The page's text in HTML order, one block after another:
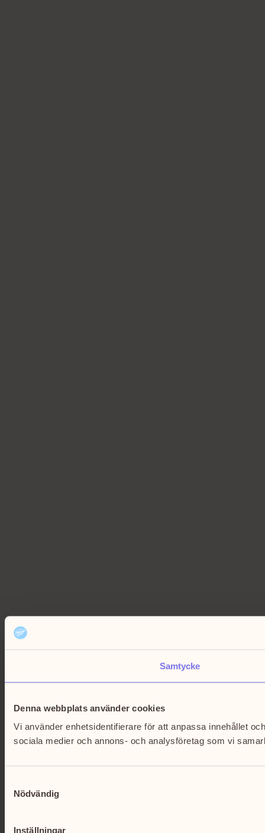
Samtycke
Denna webbplats använder cookies
Vi använder enhetsidentifierare för att anpassa innehållet
sociala medier och annons- och analysföretag som vi
Nödvändig
Inställningar